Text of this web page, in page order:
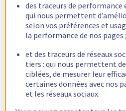
des traceurs de
qui nous permettent
selon vos préférences et
la performance de nos pages ;
et des traceurs de réseaux
tiers : qui nous permettent
ciblées, de mesurer leur
certaines données avec nos
et les réseaux sociaux.